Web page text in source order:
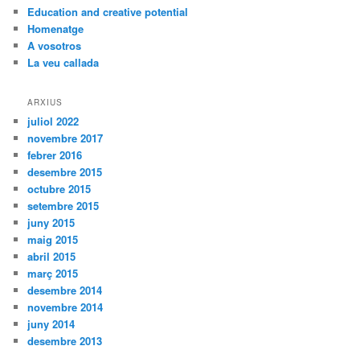
Education and creative potential
Homenatge
A vosotros
La veu callada
ARXIUS
juliol 2022
novembre 2017
febrer 2016
desembre 2015
octubre 2015
setembre 2015
juny 2015
maig 2015
abril 2015
març 2015
desembre 2014
novembre 2014
juny 2014
desembre 2013